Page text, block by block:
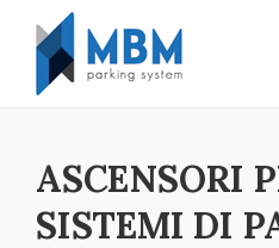
Skip to content
ASCENSORI
SISTEMI DI